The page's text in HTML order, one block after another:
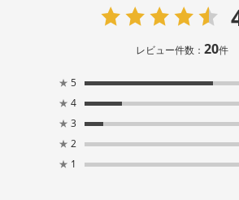
レビュー件数： 20件
★ 5
★ 4
★ 3
★ 2
★ 1